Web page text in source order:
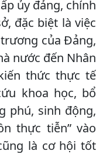
ủy đảng, chính
đặc biệt là việc
của Đảng,
nước đến Nhân
thức thực tế
khoa học, bổ
phú, sinh động,
thực tiễn” vào
là cơ hội tốt